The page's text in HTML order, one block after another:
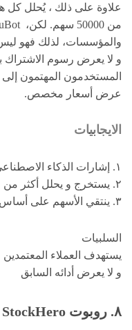
علاوة على ذلك ، يُحلل كل
والمؤسسات، لذلك فهو ليس
و لا يعرض رسوم الاشتراك
عرض أسعار مخصص.
الايجابيات
١. إشارات الذكاء الاصطناعي مخصصة لأكثر من 50000 سهم
٢. يستخرج و يحلل أكثر من مليون نقطة بيانات
٣. ينتقي الأسهم على أساس الظروف الاقتصادية والمالية والفنية
السلبيات
يستهدف العملاء
و لا يعرض أدائه السابق
٨. روبوت StockHero